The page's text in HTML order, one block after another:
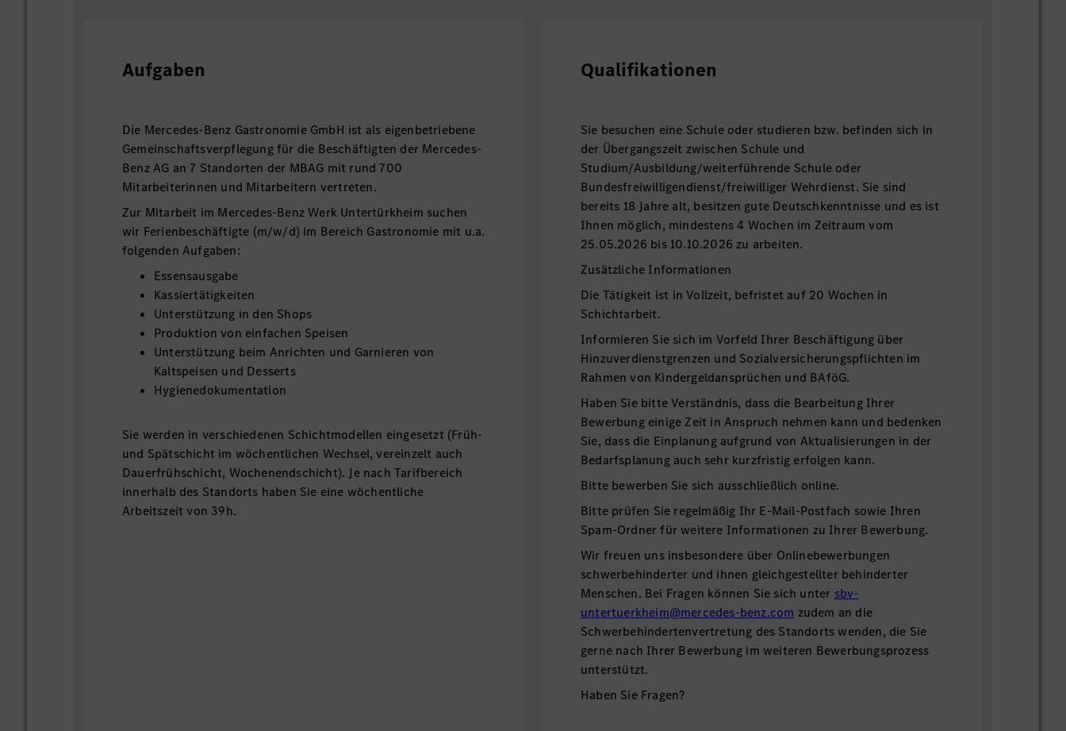
Aufgaben
Die Mercedes-Benz Gastronomie GmbH ist als eigenbetriebene
Gemeinschaftsverpflegung für die Beschäftigten der Mercedes-
Benz AG an 7 Standorten der MBAG mit rund 700
Mitarbeiterinnen und Mitarbeitern vertreten.
Zur Mitarbeit im Mercedes-Benz Werk Untertürkheim suchen
wir Ferienbeschäftigte (m/w/d) im Bereich Gastronomie mit u.a.
folgenden Aufgaben:
Essensausgabe
Kassiertätigkeiten
Unterstützung in den Shops
Produktion von einfachen Speisen
Unterstützung beim Anrichten und Garnieren von
Kaltspeisen und Desserts
Hygienedokumentation
Sie werden in verschiedenen Schichtmodellen eingesetzt (Früh-
und Spätschicht im wöchentlichen Wechsel, vereinzelt auch
Dauerfrühschicht, Wochenendschicht). Je nach Tarifbereich
innerhalb des Standorts haben Sie eine wöchentliche
Arbeitszeit von 39h.
Qualifikationen
Sie besuchen eine Schule oder studieren bzw. befinden sich in
der Übergangszeit zwischen Schule und
Studium/Ausbildung/weiterführende Schule oder
Bundesfreiwilligendienst/freiwilliger Wehrdienst. Sie sind
bereits 18 Jahre alt, besitzen gute Deutschkenntnisse und es ist
Ihnen möglich, mindestens 4 Wochen im Zeitraum vom
25.05.2026 bis 10.10.2026 zu arbeiten.
Zusätzliche Informationen
Die Tätigkeit ist in Vollzeit, befristet auf 20 Wochen in
Schichtarbeit.
Informieren Sie sich im Vorfeld Ihrer Beschäftigung über
Hinzuverdienstgrenzen und Sozialversicherungspflichten im
Rahmen von Kindergeldansprüchen und BAföG.
Haben Sie bitte Verständnis, dass die Bearbeitung Ihrer
Bewerbung einige Zeit in Anspruch nehmen kann und bedenken
Sie, dass die Einplanung aufgrund von Aktualisierungen in der
Bedarfsplanung auch sehr kurzfristig erfolgen kann.
Bitte bewerben Sie sich ausschließlich online.
Bitte prüfen Sie regelmäßig Ihr E-Mail-Postfach sowie Ihren
Spam-Ordner für weitere Informationen zu Ihrer Bewerbung.
Wir freuen uns insbesondere über Onlinebewerbungen
schwerbehinderter und ihnen gleichgestellter behinderter
Menschen. Bei Fragen können Sie sich unter sbv-
untertuerkheim@mercedes-benz.com zudem an die
Schwerbehindertenvertretung des Standorts wenden, die Sie
gerne nach Ihrer Bewerbung im weiteren Bewerbungsprozess
unterstützt.
Haben Sie Fragen?